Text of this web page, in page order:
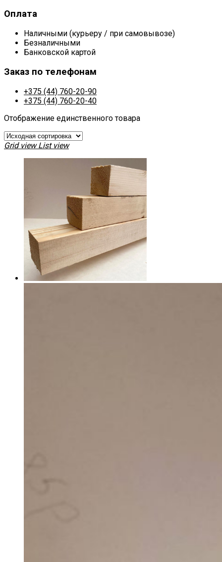
Оплата
Наличными (курьеру / при самовывозе)
Безналичными
Банковской картой
Заказ по телефонам
+375 (44) 760-20-90
+375 (44) 760-20-40
Отображение единственного товара
Grid view List view